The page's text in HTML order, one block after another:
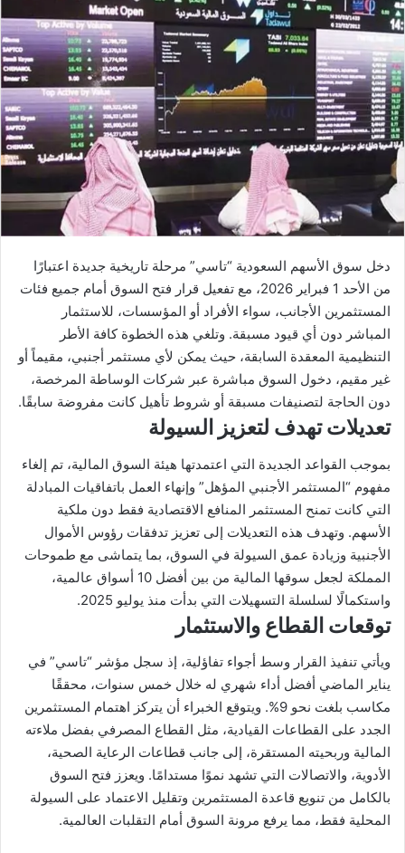
دخل سوق الأسهم السعودية “تاسي” مرحلة تاريخية جديدة اعتبارًا
من الأحد 1 فبراير 2026، مع تفعيل قرار فتح السوق أمام جميع فئات
المستثمرين الأجانب، سواء الأفراد أو المؤسسات، للاستثمار
المباشر دون أي قيود مسبقة. وتلغي هذه الخطوة كافة الأطر
التنظيمية المعقدة السابقة، حيث يمكن لأي مستثمر أجنبي، مقيماً أو
غير مقيم، دخول السوق مباشرة عبر شركات الوساطة المرخصة،
دون الحاجة لتصنيفات مسبقة أو شروط تأهيل كانت مفروضة سابقًا.
تعديلات تهدف لتعزيز السيولة
بموجب القواعد الجديدة التي اعتمدتها هيئة السوق المالية، تم إلغاء
مفهوم “المستثمر الأجنبي المؤهل” وإنهاء العمل باتفاقيات المبادلة
التي كانت تمنح المستثمر المنافع الاقتصادية فقط دون ملكية
الأسهم. وتهدف هذه التعديلات إلى تعزيز تدفقات رؤوس الأموال
الأجنبية وزيادة عمق السيولة في السوق، بما يتماشى مع طموحات
المملكة لجعل سوقها المالية من بين أفضل 10 أسواق عالمية،
واستكمالًا لسلسلة التسهيلات التي بدأت منذ يوليو 2025.
توقعات القطاع والاستثمار
ويأتي تنفيذ القرار وسط أجواء تفاؤلية، إذ سجل مؤشر “تاسي” في
يناير الماضي أفضل أداء شهري له خلال خمس سنوات، محققًا
مكاسب بلغت نحو 9%. ويتوقع الخبراء أن يتركز اهتمام المستثمرين
الجدد على القطاعات القيادية، مثل القطاع المصرفي بفضل ملاءته
المالية وربحيته المستقرة، إلى جانب قطاعات الرعاية الصحية،
الأدوية، والاتصالات التي تشهد نموًا مستدامًا. ويعزز فتح السوق
بالكامل من تنويع قاعدة المستثمرين وتقليل الاعتماد على السيولة
المحلية فقط، مما يرفع مرونة السوق أمام التقلبات العالمية.